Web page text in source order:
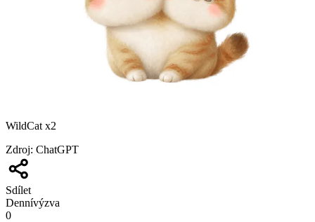
WildCat x2
Zdroj: ChatGPT
Sdílet
Dennívýzva
0